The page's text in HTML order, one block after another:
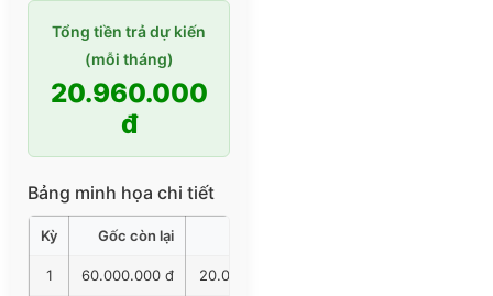
Tổng tiền trả dự kiến
(mỗi tháng)
20.960.000
đ
Bảng minh họa chi tiết
Kỳ Gốc còn lại
1 60.000.000 đ 20.000.000 đ